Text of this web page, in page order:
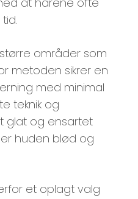
områder som
metoden sikrer en
med minimal
teknik og
glat og ensartet
huden blød og
et oplagt valg